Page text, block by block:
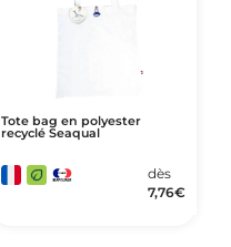
Tote bag en polyester
recyclé Seaqual
dès
7,76€